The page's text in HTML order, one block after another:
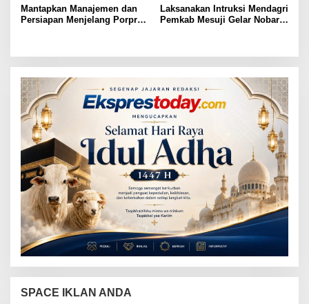
Mantapkan Manajemen dan
Persiapan Menjelang Porprov
Laksanakan Intruksi Mendagri
Pemkab Mesuji Gelar Nobar
SPACE IKLAN ANDA